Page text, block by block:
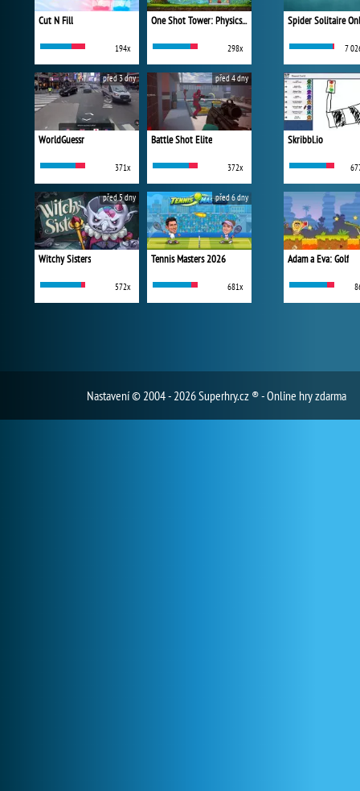
Cut N Fill
194x
One Shot Tower: Physics Destroyer
298x
WorldGuessr
371x
před 3 dny
Battle Shot Elite
372x
před 4 dny
Witchy Sisters
572x
před 5 dny
Tennis Masters 2026
681x
před 6 dny
Spider Solitaire
7
Skribbl.io
Adam a Eva: Golf
Nastavení© 2004 - 2026 Superhry.cz ® - Online hry zdarma